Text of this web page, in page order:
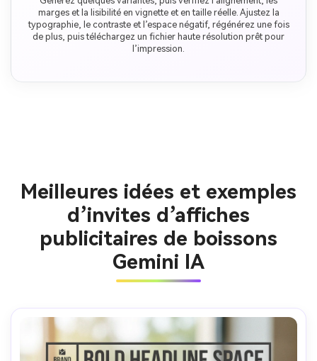
marges et la lisibilité en vignette et en taille réelle. Ajustez la
typographie, le contraste et l’espace négatif, régénérez une fois
de plus, puis téléchargez un fichier haute résolution prêt pour
l’impression.
Meilleures idées et exemples
d’invites d’affiches
publicitaires de boissons
Gemini IA